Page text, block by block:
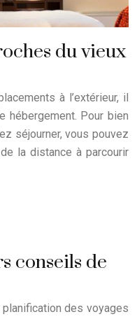
du vieux
à l’extérieur, il
hébergement. Pour bien
séjourner, vous pouvez
la distance à parcourir
conseils de
planification des voyages